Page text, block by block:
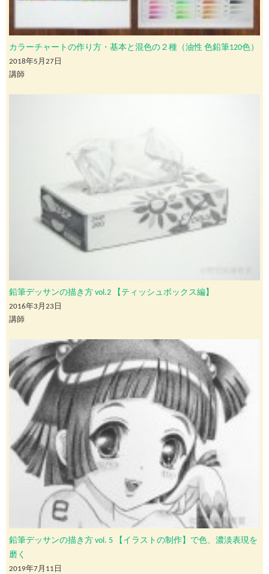
カラーチャートの作り方・基本と混色の２種（油性 色鉛筆120色）
2018年5月27日
講師
鉛筆デッサンの描き方 vol.2 【ティッシュボックス編】
2016年3月23日
講師
鉛筆デッサンの描き方 vol. 5 【イラストの制作】で色、濃淡表現を
磨く
2019年7月11日